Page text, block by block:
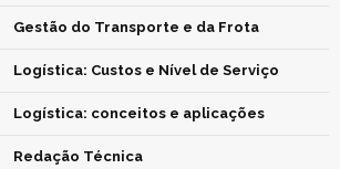
Gestão do Transporte e da Frota
Logística: Custos e Nível de Serviço
Logística: conceitos e aplicações
Redação Técnica